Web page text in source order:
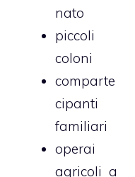
nato
piccoli
coloni
comparte
cipanti
familiari
operai
agricoli a